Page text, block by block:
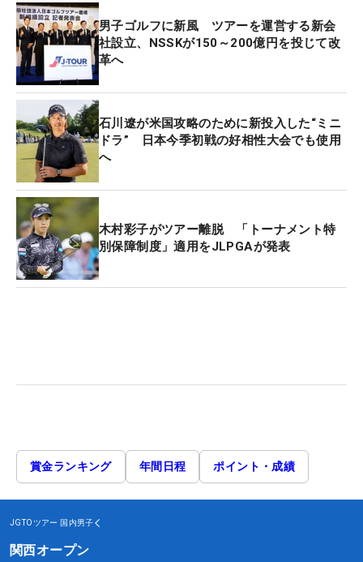
男子ゴルフに新風 ツアーを運営する新会
社設立、NSSKが150～200億円を投じて改
革へ
石川遼が米国攻略のために新投入した“ミニ
ドラ” 日本今季初戦の好相性大会でも使用
へ
木村彩子がツアー離脱 「トーナメント特
別保障制度」適用をJLPGAが発表
賞金ランキング 年間日程 ポイント・成績
JGTOツアー 国内男子
関西オープン